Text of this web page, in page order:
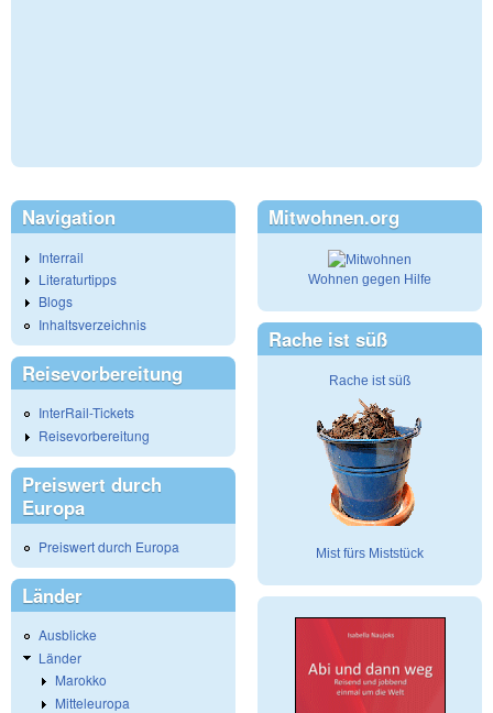
Navigation
Interrail
Literaturtipps
Blogs
Inhaltsverzeichnis
Reisevorbereitung
InterRail-Tickets
Reisevorbereitung
Preiswert durch
Europa
Preiswert durch Europa
Länder
Ausblicke
Länder
Marokko
Mitteleuropa
Mitwohnen.org
Wohnen gegen Hilfe
Rache ist süß
Rache ist süß
Mist fürs Miststück